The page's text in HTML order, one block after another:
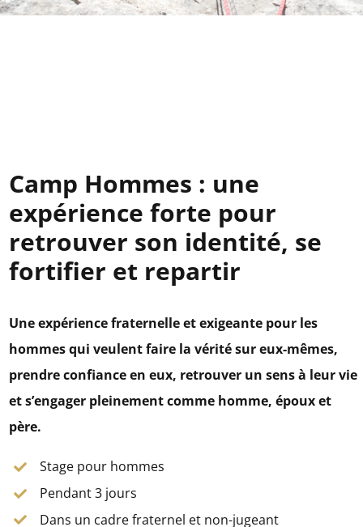
Camp Hommes : une
expérience forte pour
retrouver son identité, se
fortifier et repartir
Une expérience fraternelle et exigeante pour les
hommes qui veulent faire la vérité sur eux-mêmes,
prendre confiance en eux, retrouver un sens à leur vie
et s’engager pleinement comme homme, époux et
père.
Stage pour hommes
Pendant 3 jours
Dans un cadre fraternel et non-jugeant